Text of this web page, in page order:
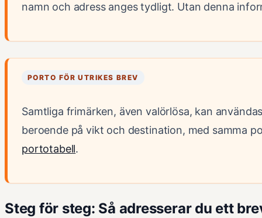
namn och adress anges tydligt. Utan denna
PORTO FÖR UTRIKES BREV
Samtliga frimärken, även valörlösa, kan
beroende på vikt och destination, med samma
portotabell.
Steg för steg: Så adresserar du ett